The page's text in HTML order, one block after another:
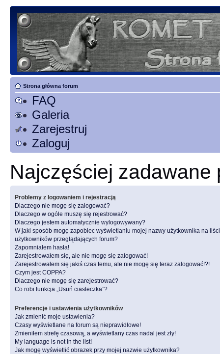
Strona główna forum
FAQ
Galeria
Zarejestruj
Zaloguj
Najczęściej zadawane
Problemy z logowaniem i rejestracją
Dlaczego nie mogę się zalogować?
Dlaczego w ogóle muszę się rejestrować?
Dlaczego jestem automatycznie wylogowywany?
W jaki sposób mogę zapobiec wyświetlaniu mojej nazwy użytkownika na
użytkowników przeglądających forum?
Zapomniałem hasła!
Zarejestrowałem się, ale nie mogę się zalogować!
Zarejestrowałem się jakiś czas temu, ale nie mogę się teraz zalogować!?!
Czym jest COPPA?
Dlaczego nie mogę się zarejestrować?
Co robi funkcja „Usuń ciasteczka”?
Preferencje i ustawienia użytkowników
Jak zmienić moje ustawienia?
Czasy wyświetlane na forum są nieprawidłowe!
Zmieniłem strefę czasową, a wyświetlany czas nadal jest zły!
My language is not in the list!
Jak mogę wyświetlić obrazek przy mojej nazwie użytkownika?